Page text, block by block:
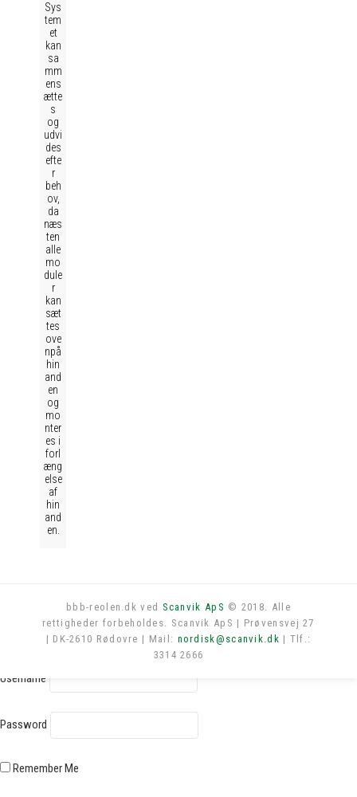
Sys
tem
et
kan
sa
mm
ens
ætte
s
og
udvi
des
efte
r
beh
ov,
da
næs
ten
alle
mo
dule
r
kan
sæt
tes
ove
npå
hin
and
en
og
mo
nter
es i
forl
æng
else
af
hin
and
en.
bbb-reolen.dk ved Scanvik ApS © 2018. Alle
rettigheder forbeholdes. Scanvik ApS | Prøvensvej 27
| DK-2610 Rødovre | Mail: nordisk@scanvik.dk | Tlf.:
3314 2666
Log in
Username
Password
Remember Me